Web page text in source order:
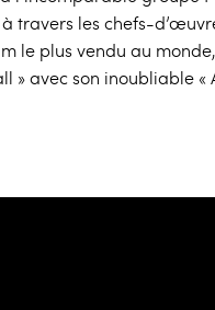
travers les chefs-
le plus vendu au
» avec son inoubliable «